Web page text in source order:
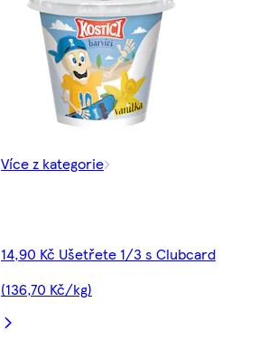
Více z kategorie
14,90 Kč Ušetřete 1/3 s Clubcard
(136,70 Kč/kg)